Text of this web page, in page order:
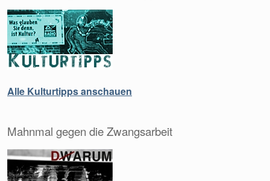
Alle Kulturtipps anschauen
Mahnmal gegen die Zwangsarbeit